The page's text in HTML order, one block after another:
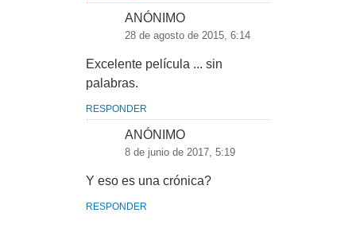
ANÓNIMO
28 de agosto de 2015, 6:14
Excelente película ... sin
palabras.
RESPONDER
ANÓNIMO
8 de junio de 2017, 5:19
Y eso es una crónica?
RESPONDER